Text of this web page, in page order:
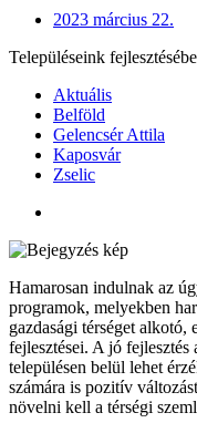
2023 március 22.
Településeink
Aktuális
Belföld
Gelencsér Attila
Kaposvár
Zselic
Hamarosan indulnak az
programok, melyekben
gazdasági térséget
fejlesztései. A jó fejlesztés
településen belül lehet
számára is pozitív
növelni kell a térségi